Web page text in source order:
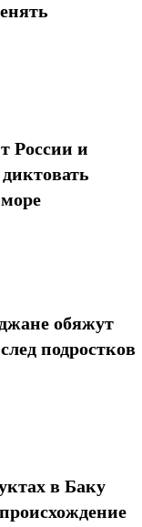
России и
обяжут
подростков
в Баку